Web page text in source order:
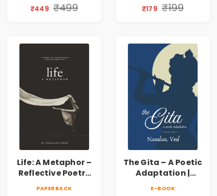
₹449 ₹499
Journey Through
Dhwanika Shah
₹179 ₹199
Life: A Metaphor –
Reflective Poetry
PAPERBACK
The Gita – A Poetic
Adaptation |
E-BOOK